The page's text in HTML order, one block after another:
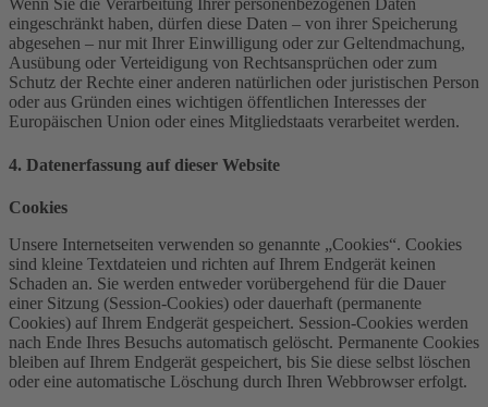
Wenn Sie die Verarbeitung Ihrer personenbezogenen Daten
eingeschränkt haben, dürfen diese Daten – von ihrer Speicherung
abgesehen – nur mit Ihrer Einwilligung oder zur Geltendmachung,
Ausübung oder Verteidigung von Rechtsansprüchen oder zum
Schutz der Rechte einer anderen natürlichen oder juristischen Person
oder aus Gründen eines wichtigen öffentlichen Interesses der
Europäischen Union oder eines Mitgliedstaats verarbeitet werden.
4. Datenerfassung auf dieser Website
Cookies
Unsere Internetseiten verwenden so genannte „Cookies“. Cookies
sind kleine Textdateien und richten auf Ihrem Endgerät keinen
Schaden an. Sie werden entweder vorübergehend für die Dauer
einer Sitzung (Session-Cookies) oder dauerhaft (permanente
Cookies) auf Ihrem Endgerät gespeichert. Session-Cookies werden
nach Ende Ihres Besuchs automatisch gelöscht. Permanente Cookies
bleiben auf Ihrem Endgerät gespeichert, bis Sie diese selbst löschen
oder eine automatische Löschung durch Ihren Webbrowser erfolgt.